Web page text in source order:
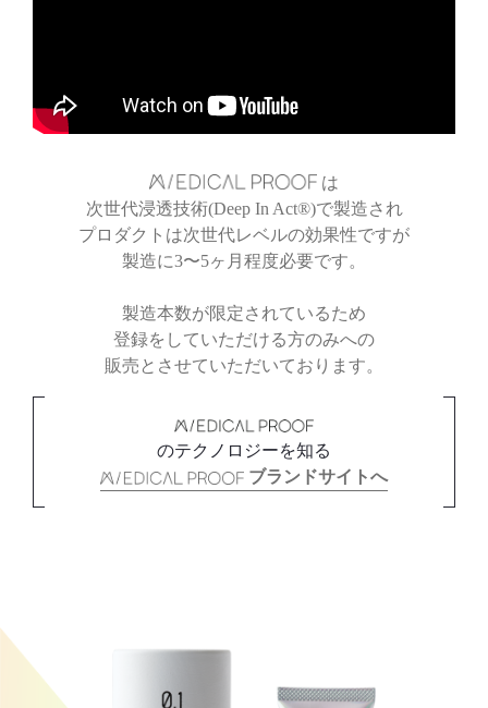
は
次世代浸透技術(Deep In Act®)で製造され
プロダクトは次世代レベルの効果性ですが
製造に3〜5ヶ月程度必要です。
製造本数が限定されているため
登録をしていただける方のみへの
販売とさせていただいております。
のテクノロジーを知る
ブランドサイトへ